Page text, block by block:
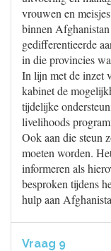
vrouwen en
binnen
gedifferentieerde
in die provincies
In lijn met de inzet
kabinet de
tijdelijke
livelihoods
Ook aan die steun
moeten worden.
informeren als
besproken tijdens
hulp aan
Vraag 9